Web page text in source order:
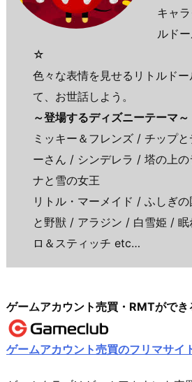
キャ
ルド
☆
色々な表情を見せるリトルド
て、お世話しよう。
～登場するディズニーテーマ～
ミッキー＆フレンズ / チップ
ーさん / シンデレラ / 塔の上
ナと雪の女王
リトル・マーメイド / ふしぎ
と野獣 / アラジン / 白雪姫 / 眠
ロ＆スティッチ etc…
ゲームアカウント売買・RMTができ
ゲームアカウント売買のフリマサイ